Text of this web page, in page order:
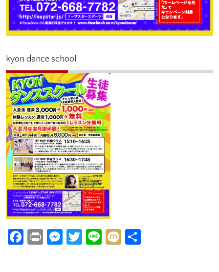
kyon dance school
F
ac
Pr
in
M
e
T
w
Li
n
M
ix